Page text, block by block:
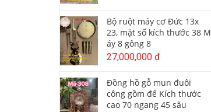
Bộ ruột máy cơ Đức 13x
23, mặt số kích thước 38 M
áy 8 gông 8
27,000,000 đ
Đồng hồ gỗ mun đuôi
công gồm đế Kích thước
cao 70 ngang 45 sâu